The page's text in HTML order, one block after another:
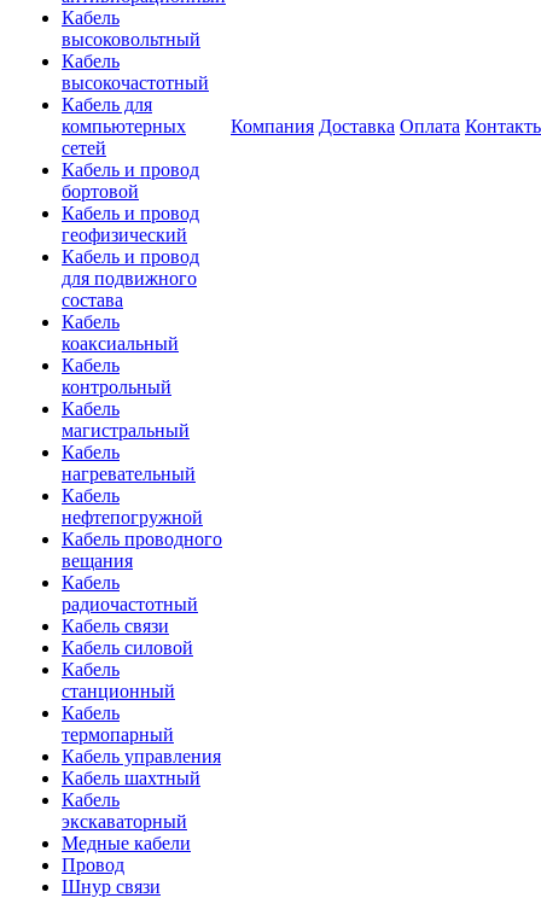
Кабель
высоковольтный
Кабель
высокочастотный
Кабель для
компьютерных
сетей
Кабель и провод
бортовой
Кабель и провод
геофизический
Кабель и провод
для подвижного
состава
Кабель
коаксиальный
Кабель
контрольный
Кабель
магистральный
Кабель
нагревательный
Кабель
нефтепогружной
Кабель проводного
вещания
Кабель
радиочастотный
Кабель связи
Кабель силовой
Кабель
станционный
Кабель
термопарный
Кабель управления
Кабель шахтный
Кабель
экскаваторный
Медные кабели
Провод
Шнур связи
Компания Доставка Оплата